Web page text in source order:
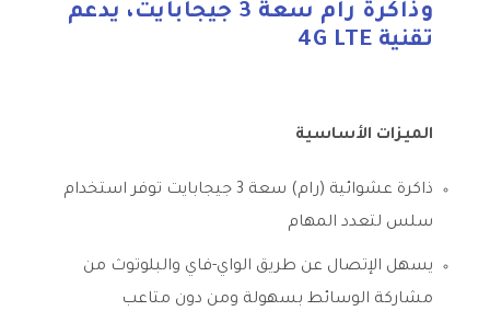
وذاكرة رام سعة 3 جيجابايت، يدعم
تقنية 4G LTE
الميزات الأساسية
ذاكرة عشوائية (رام) سعة 3 جيجابايت توفر استخدام
سلس لتعدد المهام
يسهل الإتصال عن طريق الواي-فاي والبلوتوث من
مشاركة الوسائط بسهولة ومن دون متاعب